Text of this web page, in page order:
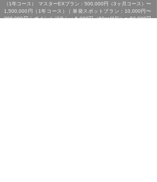
（1年コース） マスターEXプラン：500,000円（3ヶ月コース）〜
1,500,000円（1年コース）｜単発スポットプラン：10,000円〜
300,000円｜ポイントプラン：5,000円（60pt付与）〜50,000円